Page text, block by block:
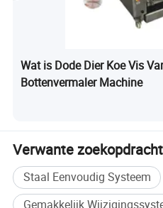
Wat is Dode Dier Koe Vis
Bottenvermaler Machine
Verwante
Staal Eenvoudig Systeem
Gemakkelijk